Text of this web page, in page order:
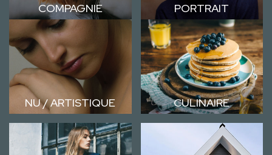
COMPAGNIE
NU / ARTISTIQUE
PORTRAIT
CULINAIRE